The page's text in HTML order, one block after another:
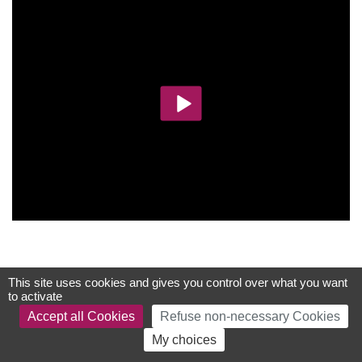
This site uses cookies and gives you control over what you want
to activate
Accept all Cookies
Refuse non-necessary Cookies
My choices